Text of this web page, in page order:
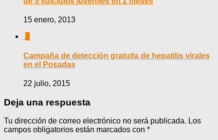
15 enero, 2013
Campaña de detección gratuita de hepatitis virales
en el Posadas
22 julio, 2015
Deja una respuesta
Tu dirección de correo electrónico no será publicada. Los
campos obligatorios están marcados con *